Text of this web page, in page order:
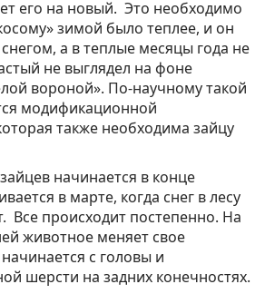
его на новый. Это необходимо
зимой было теплее, и он
а в теплые месяцы года не
не выглядел на фоне
вороной». По-научному такой
модификационной
также необходима зайцу
начинается в конце
в марте, когда снег в лесу
Все происходит постепенно. На
животное меняет свое
с головы и
шерсти на задних конечностях.